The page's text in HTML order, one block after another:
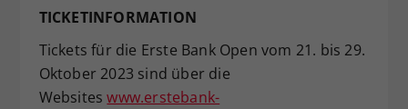
TICKETINFORMATION
Tickets für die Erste Bank Open vom 21. bis 29.
Oktober 2023 sind über die
Websiteswww.erstebank-